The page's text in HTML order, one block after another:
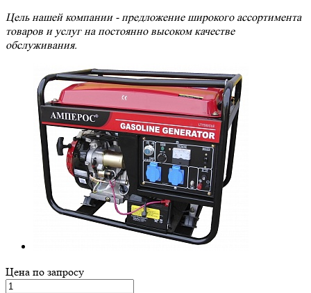
Цель нашей компании - предложение широкого ассортимента
товаров и услуг на постоянно высоком качестве
обслуживания.
Цена по запросу